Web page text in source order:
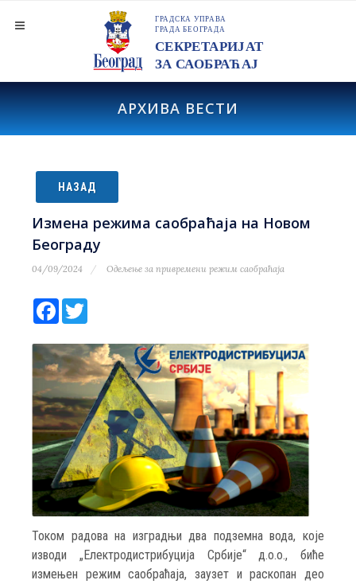
АРХИВА ВЕСТИ
НАЗАД
Измена режима саобраћаја на Новом
Београду
04/09/2024 Одељење за привремени режим саобраћаја
Facebook
Током радова на изградњи два подземна вода, које
изводи „Електродистрибуција Србије“ д.о.о., биће
измењен режим саобраћаја, заузет и раскопан део